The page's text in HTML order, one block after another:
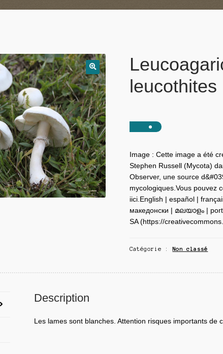
leucothites
Image : Cette image a été
Stephen Russell (Mycota)
Observer, une source
mycologiques.Vous pouvez
iici.English | español |
македонски | മലയാളം |
SA (https://
Catégorie :Non classé
Description
Les lames sont blanches. Attention risques importants de